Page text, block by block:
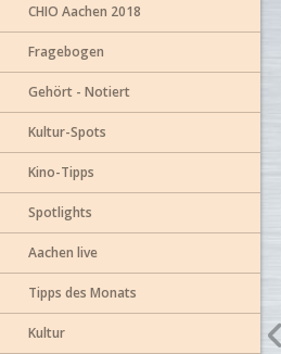
CHIO Aachen 2018
Fragebogen
Gehört - Notiert
Kultur-Spots
Kino-Tipps
Spotlights
Aachen live
Tipps des Monats
Kultur